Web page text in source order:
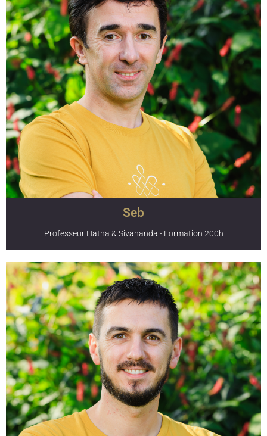
directeur spirituel de l’Institut tibétain Yeunten Ling de Huy
où il enseigne depuis plus de 20 ans Il emmène ses élèves
dans des exercices de réflexion passionnants, grâce à ses
raisonnements rigoureux. Ses enseignements se
caractérisent par une grande originalité et une approche
basée sur la pratique. Il collabore régulièrement lors de
retraites avec sa soeur Karma Chookela et intervient au
sein de la formation de professeur de yoga pour
transmettre les principes philosophiques du bouddhisme
et la méditation dont il est un pratiquant et maître
reconnu. Il est aussi connu pour sa grande ouverture
d’esprit, sa patience, sa grande sagesse, sa discrétion et
sa discipline dans ce qu’il entreprend.
Seb
Professeur Hatha & Sivananda - Formation 200h
Seb pratique le Hatha Yoga depuis 20 ans. Formé en 2007
à Vrindavan en Inde, il s’est spécialisé dans
l’enseignement de la lignée Sivananda, un Hatha Yoga
traditionnel intense et profond où la philosophie
hindouiste et l’attitude mentale appropriée font partie
intégrante de la pratique. Il a enseigné dans diverses
endroits (ashrams, Instituts, ...) et est connu pour ses
ateliers complets sur la pratique de la Posture sur la Tête.
Il est diplômé E-RYT©200, RYT©500 et YACEP© auprès de